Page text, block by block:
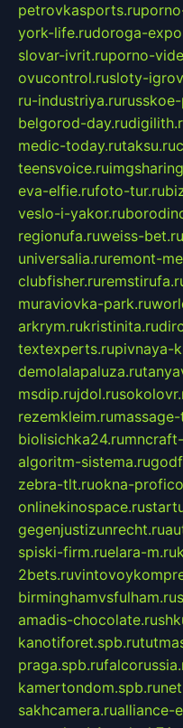
petrovkasports.ru
york-life.rudoroga-
slovar-ivrit.ruporno-
ovucontrol.rusloty-
ru-industriya.ru
belgorod-day.ru
medic-today.rutaksu.ru
teensvoice.ru
eva-elfie.rufoto-tur.ru
veslo-i-yakor.ru
regionufa.ruweiss-bet.ru
universalia.ruremont-
clubfisher.ru
muraviovka-park.ru
arkrym.rukristinita.ru
textexperts.rupivnaya-
demolalapaluza.ru
msdip.rujdol.ru
rezemkleim.ru
biolisichka24.ru
algoritm-sistema.ru
zebra-tlt.ruokna-
onlinekinospace.ru
gegenjustizunrecht.ru
spiski-firm.ruelara-m.ru
2bets.ru
birminghamvsfulham.ru
amadis-chocolate.ru
kanotiforet.spb.ru
praga.spb.ru
kamertondom.spb.ru
sakhcamera.rualliance-